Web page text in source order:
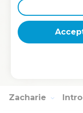
des royaumes des
qui les montent ; Les
abattus, L'un par
En ce jour-là, dit
Zorobabel, fils de
Zacharie